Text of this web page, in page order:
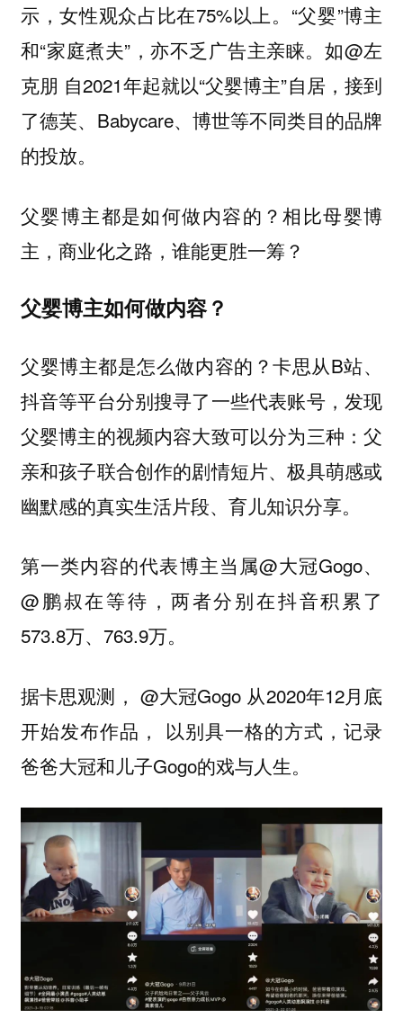
示，女性观众占比在75%以上。“父婴”博主
和“家庭煮夫”，亦不乏广告主亲睐。如@左
克朋 自2021年起就以“父婴博主”自居，接到
了德芙、Babycare、博世等不同类目的品牌
的投放。
父婴博主都是如何做内容的？相比母婴博
主，商业化之路，谁能更胜一筹？
父婴博主如何做内容？
父婴博主都是怎么做内容的？卡思从B站、
抖音等平台分别搜寻了一些代表账号，发现
父婴博主的视频内容大致可以分为三种：父
亲和孩子联合创作的剧情短片、极具萌感或
幽默感的真实生活片段、育儿知识分享。
第一类内容的代表博主当属@大冠Gogo、
@鹏叔在等待，两者分别在抖音积累了
573.8万、763.9万。
据卡思观测， @大冠Gogo 从2020年12月底
开始发布作品， 以别具一格的方式，记录
爸爸大冠和儿子Gogo的戏与人生。